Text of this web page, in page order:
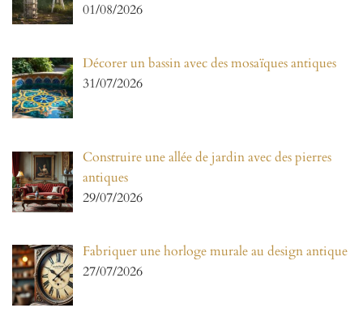
01/08/2026
Décorer un bassin avec des mosaïques antiques
31/07/2026
Construire une allée de jardin avec des pierres
antiques
29/07/2026
Fabriquer une horloge murale au design antique
27/07/2026